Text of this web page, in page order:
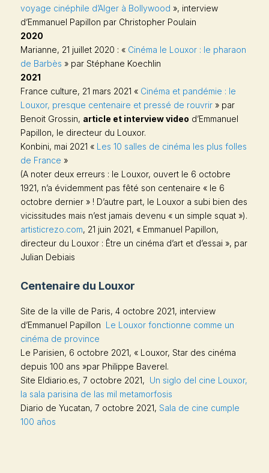
voyage cinéphile d’Alger à Bollywood », interview
d’Emmanuel Papillon par Christopher Poulain
2020
Marianne, 21 juillet 2020 : « Cinéma le Louxor : le pharaon
de Barbès » par Stéphane Koechlin
2021
France culture, 21 mars 2021 « Cinéma et pandémie : le
Louxor, presque centenaire et pressé de rouvrir » par
Benoit Grossin, article et interview video d’Emmanuel
Papillon, le directeur du Louxor.
Konbini, mai 2021 « Les 10 salles de cinéma les plus folles
de France »
(A noter deux erreurs : le Louxor, ouvert le 6 octobre
1921, n’a évidemment pas fêté son centenaire « le 6
octobre dernier » ! D’autre part, le Louxor a subi bien des
vicissitudes mais n’est jamais devenu « un simple squat »).
artisticrezo.com, 21 juin 2021, « Emmanuel Papillon,
directeur du Louxor : Être un cinéma d’art et d’essai », par
Julian Debiais
Centenaire du Louxor
Site de la ville de Paris, 4 octobre 2021, interview
d’Emmanuel Papillon Le Louxor fonctionne comme un
cinéma de province
Le Parisien, 6 octobre 2021, « Louxor, Star des cinéma
depuis 100 ans »par Philippe Baverel.
Site Eldiario.es, 7 octobre 2021, Un siglo del cine Louxor,
la sala parisina de las mil metamorfosis
Diario de Yucatan, 7 octobre 2021,Sala de cine cumple
100 años